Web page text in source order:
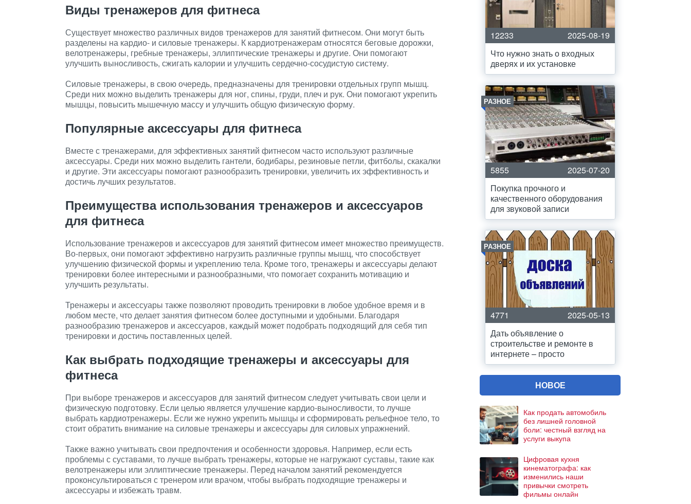
Виды тренажеров для фитнеса
Существует множество различных видов тренажеров для занятий фитнесом. Они могут быть
разделены на кардио- и силовые тренажеры. К кардиотренажерам относятся беговые дорожки,
велотренажеры, гребные тренажеры, эллиптические тренажеры и другие. Они помогают
улучшить выносливость, сжигать калории и улучшить сердечно-сосудистую систему.
Силовые тренажеры, в свою очередь, предназначены для тренировки отдельных групп мышц.
Среди них можно выделить тренажеры для ног, спины, груди, плеч и рук. Они помогают укрепить
мышцы, повысить мышечную массу и улучшить общую физическую форму.
Популярные аксессуары для фитнеса
Вместе с тренажерами, для эффективных занятий фитнесом часто используют различные
аксессуары. Среди них можно выделить гантели, бодибары, резиновые петли, фитболы, скакалки
и другие. Эти аксессуары помогают разнообразить тренировки, увеличить их эффективность и
достичь лучших результатов.
Преимущества использования тренажеров и аксессуаров
для фитнеса
Использование тренажеров и аксессуаров для занятий фитнесом имеет множество преимуществ.
Во-первых, они помогают эффективно нагрузить различные группы мышц, что способствует
улучшению физической формы и укреплению тела. Кроме того, тренажеры и аксессуары делают
тренировки более интересными и разнообразными, что помогает сохранить мотивацию и
улучшить результаты.
Тренажеры и аксессуары также позволяют проводить тренировки в любое удобное время и в
любом месте, что делает занятия фитнесом более доступными и удобными. Благодаря
разнообразию тренажеров и аксессуаров, каждый может подобрать подходящий для себя тип
тренировки и достичь поставленных целей.
Как выбрать подходящие тренажеры и аксессуары для
фитнеса
При выборе тренажеров и аксессуаров для занятий фитнесом следует учитывать свои цели и
физическую подготовку. Если целью является улучшение кардио-выносливости, то лучше
выбрать кардиотренажеры. Если же нужно укрепить мышцы и сформировать рельефное тело, то
стоит обратить внимание на силовые тренажеры и аксессуары для силовых упражнений.
Также важно учитывать свои предпочтения и особенности здоровья. Например, если есть
проблемы с суставами, то лучше выбрать тренажеры, которые не нагружают суставы, такие как
велотренажеры или эллиптические тренажеры. Перед началом занятий рекомендуется
проконсультироваться с тренером или врачом, чтобы выбрать подходящие тренажеры и
аксессуары и избежать травм.
12233
2025-08-19
Что нужно знать о входных
дверях и их установке
РАЗНОЕ
5855
2025-07-20
Покупка прочного и
качественного оборудования
для звуковой записи
РАЗНОЕ
4771
2025-05-13
Дать объявление о
строительстве и ремонте в
интернете – просто
НОВОЕ
Как продать автомобиль
без лишней головной
боли: честный взгляд на
услуги выкупа
Цифровая кухня
кинематографа: как
изменились наши
привычки смотреть
фильмы онлайн